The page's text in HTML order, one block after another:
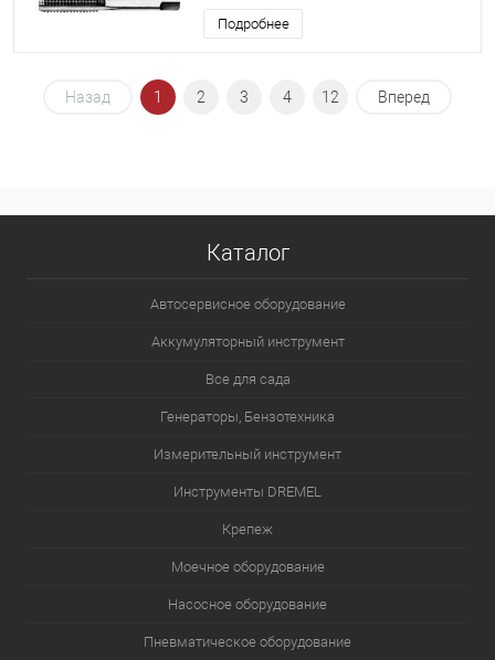
Подробнее
Назад 1 2 3 4 12 Вперед
Каталог
Автосервисное оборудование
Аккумуляторный инструмент
Все для сада
Генераторы, Бензотехника
Измерительный инструмент
Инструменты DREMEL
Крепеж
Моечное оборудование
Насосное оборудование
Пневматическое оборудование